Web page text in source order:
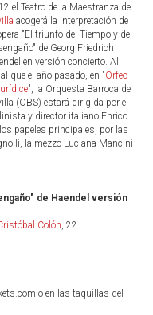
el Teatro de la Maestranza de
acogerá la interpretación de
"El triunfo del Tiempo y del
de Georg Friedrich
en versión concierto. Al
que el año pasado, en "Orfeo
", la Orquesta Barroca de
(OBS) estará dirigida por el
y director italiano Enrico
papeles principales, por las
la mezzo Luciana Mancini
de Haendel versión
Colón, 22.
o en las taquillas del